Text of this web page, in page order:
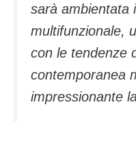
sarà ambientata
multifunzionale,
con le tendenze
contemporanea
impressionante